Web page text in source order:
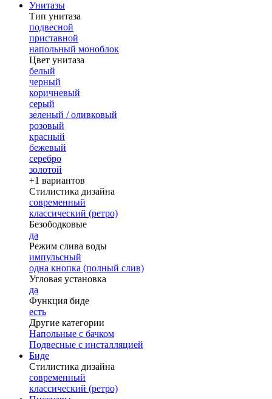
Унитазы
Тип унитаза
подвесной
приставной
напольный моноблок
Цвет унитаза
белый
черный
коричневый
серый
зеленый / оливковый
розовый
красный
бежевый
серебро
золотой
+1 вариантов
Стилистика дизайна
современный
классический (ретро)
Безободковые
да
Режим слива воды
импульсный
одна кнопка (полный слив)
Угловая установка
да
Функция биде
есть
Другие категории
Напольные с бачком
Подвесные с инсталляцией
Биде
Стилистика дизайна
современный
классический (ретро)